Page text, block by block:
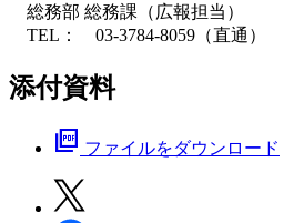
総務部 総務課（広報担当）
TEL： 03-3784-8059（直通）
添付資料
picture_as_pdf ファイルをダウンロード